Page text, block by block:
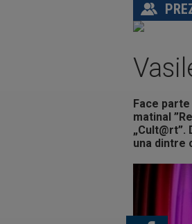
Face
matinal
una dintre